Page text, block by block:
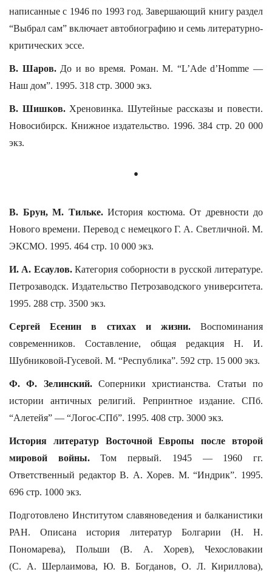
написанные с 1946 по 1993 год. Завершающий книгу раздел
“Выбрал сам” включает автобиографию и семь литературно-
критических эссе.
В. Шаров.До и во время. Роман. М. “L’Ade d’Homme —
Наш дом”. 1995. 318 стр. 3000 экз.
В. Шишков.Хреновинка. Шутейные рассказы и повести.
Новосибирск. Книжное издательство. 1996. 384 стр. 20 000
экз.
.
В. Брун, М. Тильке.История костюма. От древности до
Нового времени. Перевод с немецкого Г. А. Светличной. М.
ЭКСМО. 1995. 464 стр. 10 000 экз.
И. А. Есаулов.Категория соборности в русской литературе.
Петрозаводск. Издательство Петрозаводского университета.
1995. 288 стр. 3500 экз.
Сергей Есенин в стихах и жизни.Воспоминания
современников. Составление, общая редакция Н. И.
Шубниковой-Гусевой. М. “Республика”. 592 стр. 15 000 экз.
Ф. Ф. Зелинский.Соперники христианства. Статьи по
истории античных религий. Репринтное издание. СПб.
“Алетейя” — “Логос-СПб”. 1995. 408 стр. 3000 экз.
История литератур Восточной Европы после второй
мировой войны.Том первый. 1945 — 1960 гг.
Ответственный редактор В. А. Хорев. М. “Индрик”. 1995.
696 стр. 1000 экз.
Подготовлено Институтом славяноведения и балканистики
РАН. Описана история литератур Болгарии (Н. Н.
Пономарева), Польши (В. А. Хорев), Чехословакии
(С. А. Шерлаимова, Ю. В. Богданов, О. Л. Кириллова),